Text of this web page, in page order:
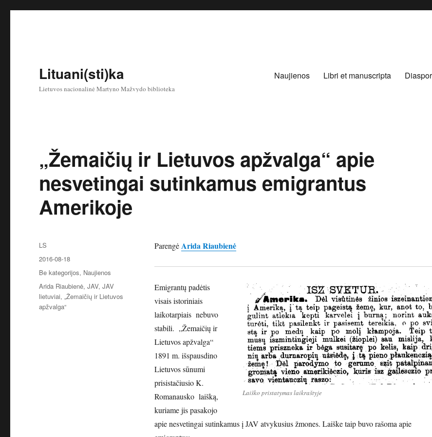
Lituani(sti)ka
Lietuvos nacionalinė Martyno Mažvydo biblioteka
Naujienos Libri et manuscripta
„Žemaičių ir Lietuvos apžvalga“ apie
nesvetingai sutinkamus emigrantus
Amerikoje
ParengėArida Riaubienė
Laiško pristatymas laikraštyje
Emigrantų padėtis
visais istoriniais
laikotarpiais nebuvo
stabili. „Žemaičių ir
Lietuvos apžvalga“
1891 m. išspausdino
Lietuvos sūnumi
prisistačiusio K.
Romanausko laišką,
kuriame jis pasakojo
apie nesvetingai sutinkamus į JAV atvykusius žmones. Laiške taip buvo rašoma apie
Autorius
LS
Paskelbta
2016-08-18
Kategorijos
Be kategorijos, Naujienos
Žymos
Arida Riaubienė,JAV,JAV
lietuviai,„Žemaičių ir Lietuvos
apžvalga“